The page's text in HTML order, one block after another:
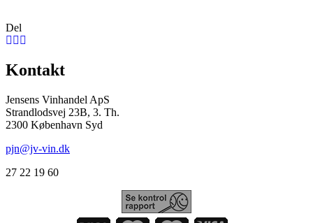
Del
Kontakt
Jensens Vinhandel ApS
Strandlodsvej 23B, 3. Th.
2300 København Syd
pjn@jv-vin.dk
27 22 19 60